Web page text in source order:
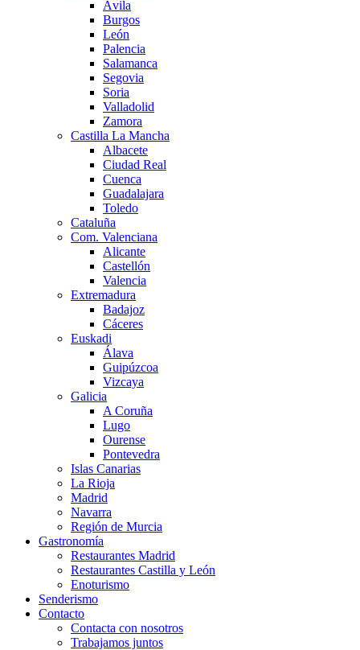
Ávila
Burgos
León
Palencia
Salamanca
Segovia
Soria
Valladolid
Zamora
Castilla La Mancha
Albacete
Ciudad Real
Cuenca
Guadalajara
Toledo
Cataluña
Com. Valenciana
Alicante
Castellón
Valencia
Extremadura
Badajoz
Cáceres
Euskadi
Álava
Guipúzcoa
Vizcaya
Galicia
A Coruña
Lugo
Ourense
Pontevedra
Islas Canarias
La Rioja
Madrid
Navarra
Región de Murcia
Gastronomía
Restaurantes Madrid
Restaurantes Castilla y León
Enoturismo
Senderismo
Contacto
Contacta con nosotros
Trabajamos juntos